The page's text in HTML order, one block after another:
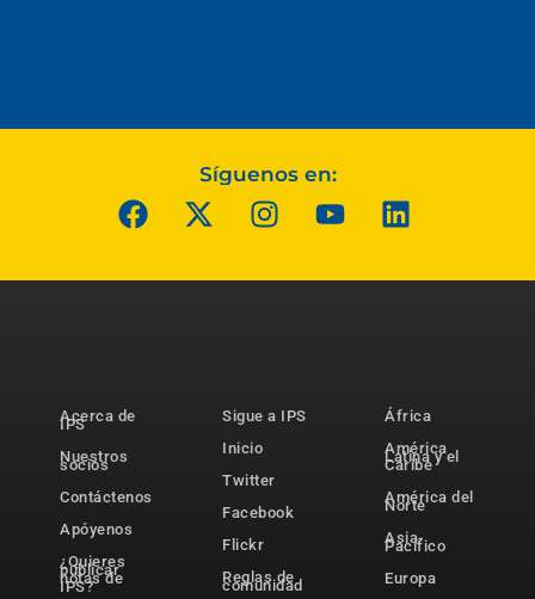
Síguenos en:
Acerca de
IPS
Nuestros
socios
Contáctenos
Apóyenos
¿Quieres
publicar
notas de
IPS?
Sigue a IPS
Inicio
Twitter
Facebook
Flickr
Reglas de
comunidad
África
América
Latina y el
Caribe
América del
Norte
Asia-
Pacífico
Europa